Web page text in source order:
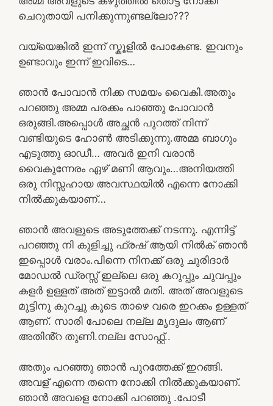
ചെറുതായി പനിക്കുന്നുണ്ടല്ലോ???
വയ്യെങ്കിൽ ഇന്ന് സ്കൂളിൽ പോകേണ്ട. ഇവനും
ഉണ്ടാവും ഇന്ന് ഇവിടെ…
ഞാൻ പോവാൻ നിക്ക സമയം വൈകി.അതും
പറഞ്ഞു അമ്മ പരക്കം പാഞ്ഞു പോവാൻ
ഒരുങ്ങി.അപ്പൊൾ അച്ഛൻ പുറത്ത് നിന്ന്
വണ്ടിയുടെ ഹോൺ അടിക്കുന്നു.അമ്മ ബാഗും
എടുത്തു ഓഡീ… അവർ ഇനി വരാൻ
വൈകുന്നേരം ഏഴ് മണി ആവും…അനിയത്തി
ഒരു നിസ്സഹായ അവസ്ഥയിൽ എന്നെ നോക്കി
നിൽക്കുകയാണ്…
ഞാൻ അവളുടെ അടുത്തേക്ക് നടന്നു. എന്നിട്ട്
പറഞ്ഞു നി കുളിച്ചു ഫ്രഷ് ആയി നിൽക് ഞാൻ
ഇപ്പൊൾ വരാം.പിന്നെ നിനക്ക് ഒരു ചുരിദാർ
മോഡൽ ഡ്രസ്സ് ഇല്ലെ ഒരു കറുപ്പും ചുവപ്പും
കളർ ഉള്ളത് അത് ഇട്ടാൽ മതി. അത് അവളുടെ
മുട്ടിനു കുറച്ചു കൂടെ താഴെ വരെ ഇറക്കം ഉള്ളത്
ആണ്. സാരി പോലെ നല്ല മൃദുലം ആണ്
അതിൻ്റ തുണി.നല്ല സോഫ്റ്റ്..
അതും പറഞ്ഞു ഞാൻ പുറത്തേക്ക് ഇറങ്ങി.
അവള് എന്നെ തന്നെ നോക്കി നിൽക്കുകയാണ്.
ഞാൻ അവളെ നോക്കി പറഞ്ഞു .പോടീ